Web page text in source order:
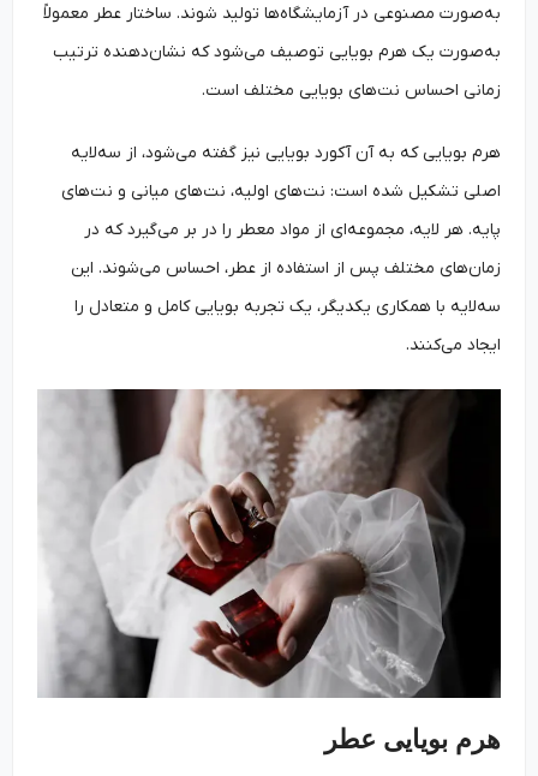
به‌صورت مصنوعی در آزمایشگاه‌ها تولید شوند. ساختار عطر معمولاً
به‌صورت یک هرم بویایی توصیف می‌شود که نشان‌دهنده ترتیب
زمانی احساس نت‌های بویایی مختلف است.
هرم بویایی که به آن آکورد بویایی نیز گفته می‌شود، از سه‌لایه
اصلی تشکیل شده است: نت‌های اولیه، نت‌های میانی و نت‌های
پایه. هر لایه، مجموعه‌ای از مواد معطر را در بر می‌گیرد که در
زمان‌های مختلف پس از استفاده از عطر، احساس می‌شوند. این
سه‌لایه با همکاری یکدیگر، یک تجربه بویایی کامل و متعادل را
ایجاد می‌کنند.
هرم بویایی عطر